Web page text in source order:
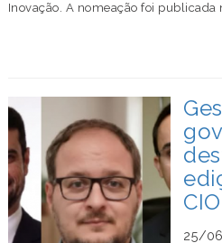
Inovação. A nomeação foi publicada
25/